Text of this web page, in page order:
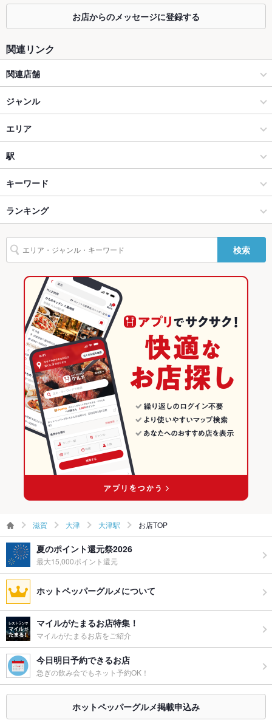
ソファー
テラス席
いなお席
設備
Wi-Fi あり
バリアフリ
ー
あり
その他設備 －
その他
なし
食べ放題 あり
カクテル充実、ワイン充実
お子様連れ お子様連れ歓迎
ウェディン
グパーティ
ー二次会
－
可
お店からのメッセージに登録する
関連リンク
関連店舗
琵琶湖ホテル 日本料理 おおみ
ジャンル
イタリアン・フレンチ
イタリアン
大津 × イタリアン・フレンチ
大津 × イタリアン
びわ湖浜大津駅 × イタリアン・フレンチ
びわ湖浜大津駅 × イタリアン
エリア
大津駅
大津駅 × イタリアン・フレンチ
大津駅 × イタリアン
滋賀
滋賀 × イタリアン・フレンチ
滋賀 × イタリアン
駅
島ノ関駅
びわ湖浜大津駅
三井寺駅
キーワード
パスタ ピザ
ランキング
滋賀のグルメランキング
滋賀のイタリアン・フレンチランキング
滋賀のイタリアンランキング
大津のグルメランキング
大津のイタリアン・フレンチランキング
大津のイタリアンランキング
大津駅のグルメランキング
大津駅のイタリアン・フレンチランキング
大津駅のイタリアンランキング
検索
滋賀 大津 大津駅 お店TOP
夏のポイント還元祭2026
最大15,000ポイント還元
ホットペッパーグルメについて
マイルがたまるお店特集！
マイルがたまるお店をご紹介
今日明日予約できるお店
急ぎの飲み会でもネット予約OK！
ホットペッパーグルメ掲載申込み